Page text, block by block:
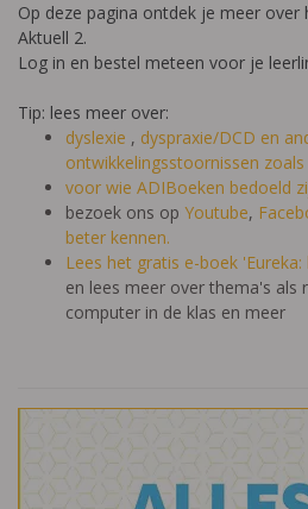
Op deze pagina ontdek je meer over
Aktuell 2.
Log in en bestel meteen voor je
Tip: lees meer over:
dyslexie , dyspraxie/DCD en
ontwikkelingsstoornissen zoals
voor wie ADIBoeken bedoeld
bezoek ons op Youtube,
beter kennen.
Lees het gratis e-boek
en lees meer over thema's als
computer in de klas en meer